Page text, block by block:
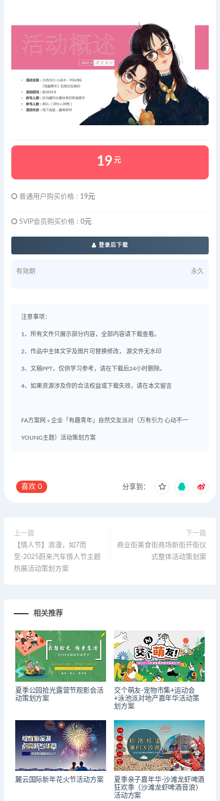
19 元
普通用户购买价格 : 19元
SVIP会员购买价格 : 0元
登录后下载
有效期 永久
注意事项：
1、所有文件只展示部分内容，全部内容请下载查看。
2、作品中主体文字及图片可替换修改， 源文件无水印
3、文稿PPT，仅供学习参考，请在下载后24小时删除。
4、如果资源涉及你的合法权益或下载失效，请在本文留言
FA方案网 » 企业「有趣青年」自然交友派对（万有引力 心动不一
YOUNG主题）活动策划方案
喜欢 0 分享到：
上一篇
【情人节】浪漫，如7而
至-2025蔚来汽车情人节主题
热展活动策划方案
下一篇
商业街美食街商场新街开街仪
式整体活动策划案
相关推荐
夏季公园拾光露营节观影会活
动策划方案
交个萌友-宠物市集+运动会
+泳池派对地产嘉年华活动策
划方案
麓云国际新年花火节活动方案
夏季亲子嘉年华-沙滩龙虾啤酒
狂欢季（沙滩龙虾啤酒音浪）
活动方案